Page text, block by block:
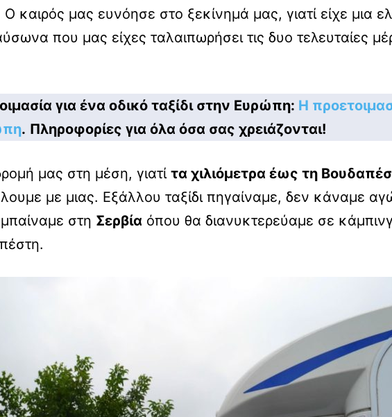
καιρός μας ευνόησε στο ξεκίνημά μας, γιατί είχε μια
που μας είχες ταλαιπωρήσει τις δυο τελευταίες
για ένα οδικό ταξίδι στην Ευρώπη: H
. Πληροφορίες για όλα όσα σας χρειάζονται!
μας στη μέση, γιατί τα χιλιόμετρα έως τη
με μιας. Εξάλλου ταξίδι πηγαίναμε, δεν κάναμε
στη Σερβία όπου θα διανυκτερεύαμε σε